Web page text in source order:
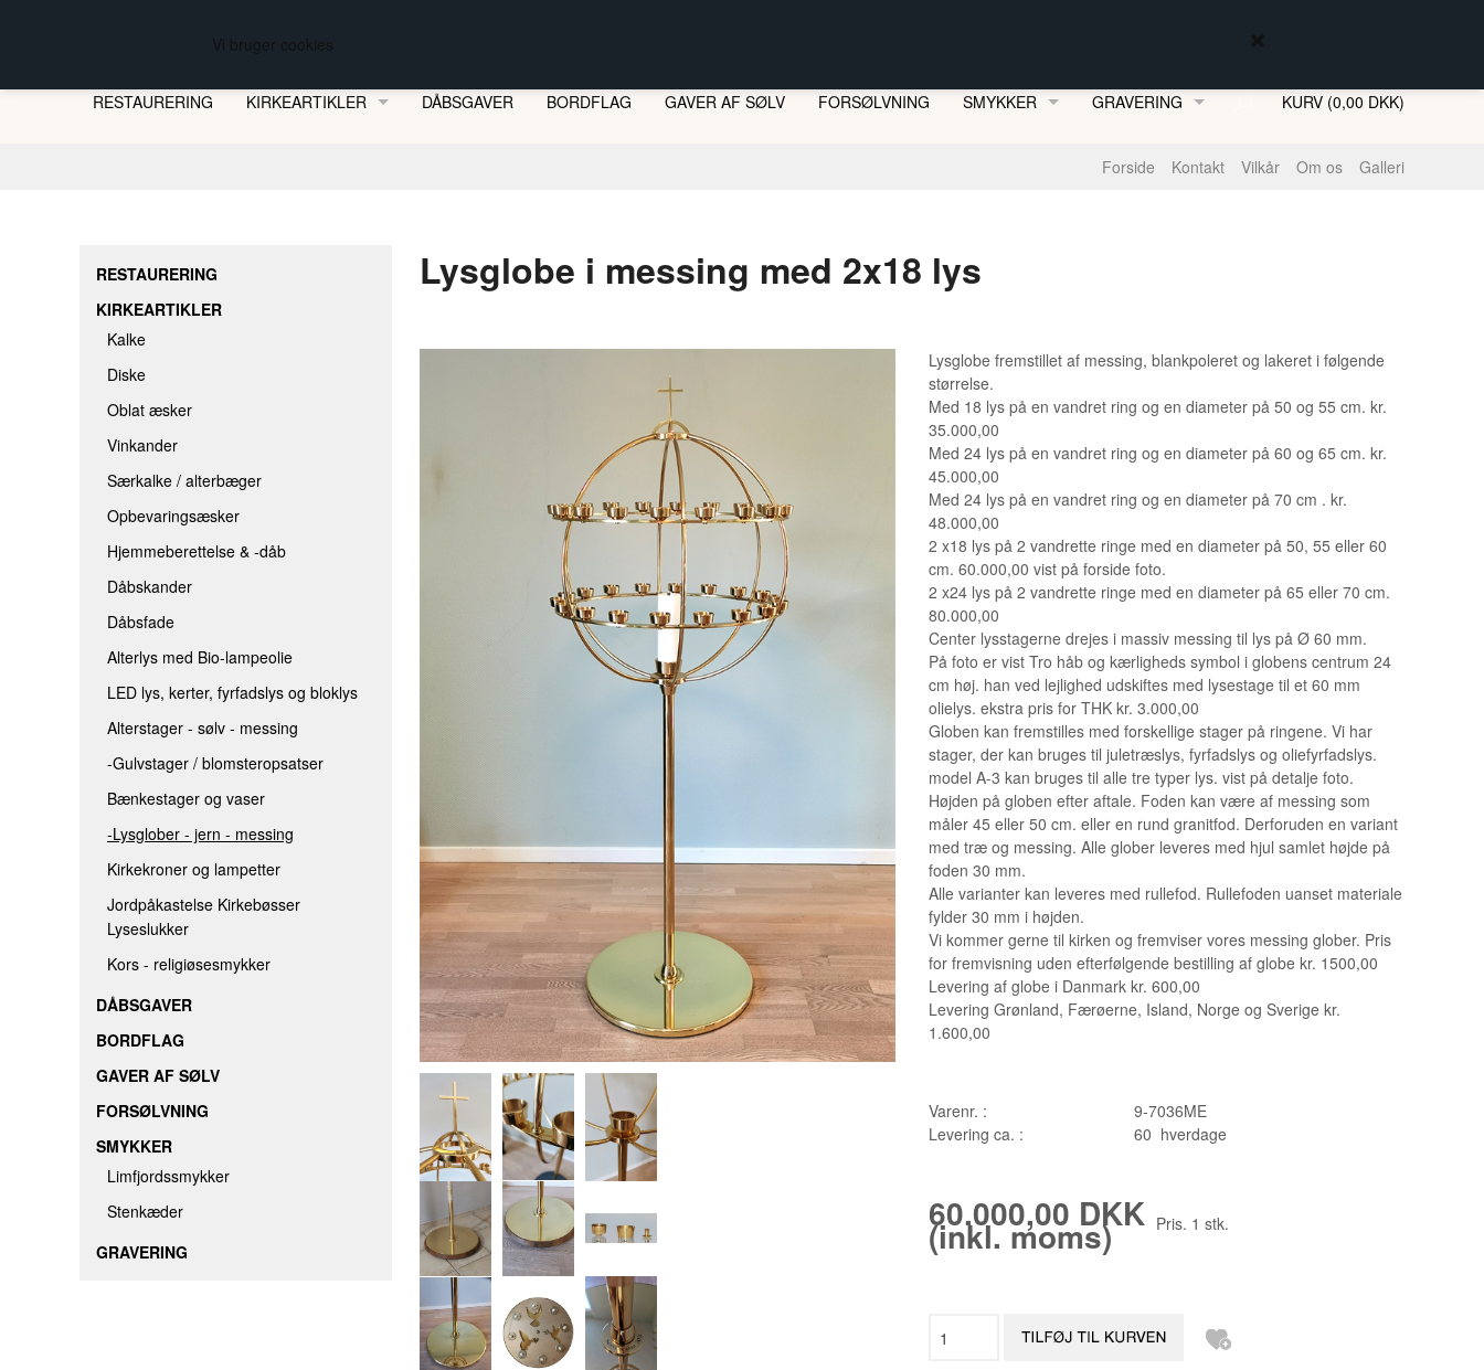
Vi bruger cookies
FREDBERG KIRKESØLVSMEDEN
RESTAURERING
KIRKEARTIKLER
SÆRKALKE / ALTERBÆGER
ALTERLYS MED BIO-LAMPEOLIE
LED LYS, KERTER, FYRFADSLYS OG BLOKLYS
-LYSGLOBER - JERN - MESSING
KIRKEKRONER OG LAMPETTER
JORDPÅKASTELSE KIRKEBØSSER LYSESLUKKER
KORS - RELIGIØSESMYKKER
DÅBSGAVER BORDFLAG GAVER AF SØLV FORSØLVNING
SMYKKER
GRAVERING KURV (0,00 DKK)
Forside Kontakt Vilkår Om os Galleri
RESTAURERING
KIRKEARTIKLER
Kalke
Diske
Oblat æsker
Vinkander
Særkalke / alterbæger
Opbevaringsæsker
Hjemmeberettelse & -dåb
Dåbskander
Dåbsfade
Alterlys med Bio-lampeolie
LED lys, kerter, fyrfadslys og bloklys
Alterstager - sølv - messing
-Gulvstager / blomsteropsatser
Bænkestager og vaser
-Lysglober - jern - messing
Kirkekroner og lampetter
Jordpåkastelse Kirkebøsser
Lyseslukker
Kors - religiøsesmykker
DÅBSGAVER
BORDFLAG
GAVER AF SØLV
FORSØLVNING
SMYKKER
Limfjordssmykker
Stenkæder
GRAVERING
Lysglobe i messing med 2x18 lys
Lysglobe fremstillet af messing, blankpoleret og lakeret i følgende
størrelse.
Med 18 lys på en vandret ring og en diameter på 50 og 55 cm. kr.
35.000,00
Med 24 lys på en vandret ring og en diameter på 60 og 65 cm. kr.
45.000,00
Med 24 lys på en vandret ring og en diameter på 70 cm . kr.
48.000,00
2 x18 lys på 2 vandrette ringe med en diameter på 50, 55 eller 60
cm. 60.000,00 vist på forside foto.
2 x24 lys på 2 vandrette ringe med en diameter på 65 eller 70 cm.
80.000,00
Center lysstagerne drejes i massiv messing til lys på Ø 60 mm.
På foto er vist Tro håb og kærligheds symbol i globens centrum 24
cm høj. han ved lejlighed udskiftes med lysestage til et 60 mm
olielys. ekstra pris for THK kr. 3.000,00
Globen kan fremstilles med forskellige stager på ringene. Vi har
stager, der kan bruges til juletræslys, fyrfadslys og oliefyrfadslys.
model A-3 kan bruges til alle tre typer lys. vist på detalje foto.
Højden på globen efter aftale. Foden kan være af messing som
måler 45 eller 50 cm. eller en rund granitfod. Derforuden en variant
med træ og messing. Alle glober leveres med hjul samlet højde på
foden 30 mm.
Alle varianter kan leveres med rullefod. Rullefoden uanset materiale
fylder 30 mm i højden.
Vi kommer gerne til kirken og fremviser vores messing glober. Pris
for fremvisning uden efterfølgende bestilling af globe kr. 1500,00
Levering af globe i Danmark kr. 600,00
Levering Grønland, Færøerne, Island, Norge og Sverige kr.
1.600,00
Varenr. :
9-7036ME
Levering ca. :
60 hverdage
60.000,00 DKK
(inkl. moms) Pris. 1 stk.